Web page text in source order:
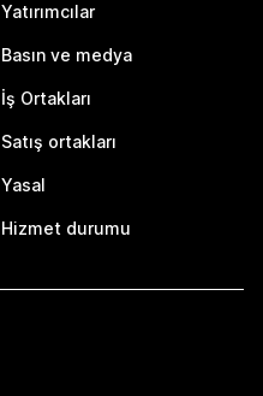
Yatırımcılar
Basın ve medya
İş Ortakları
Satış ortakları
Yasal
Hizmet durumu